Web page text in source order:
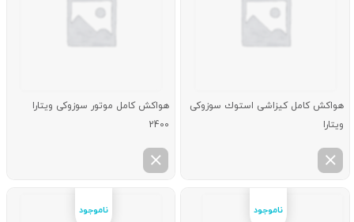
هواكش كامل كیزاشی استوك سوزوکی
ویتارا
هواكش كامل موتور سوزوکی ویتارا
2400